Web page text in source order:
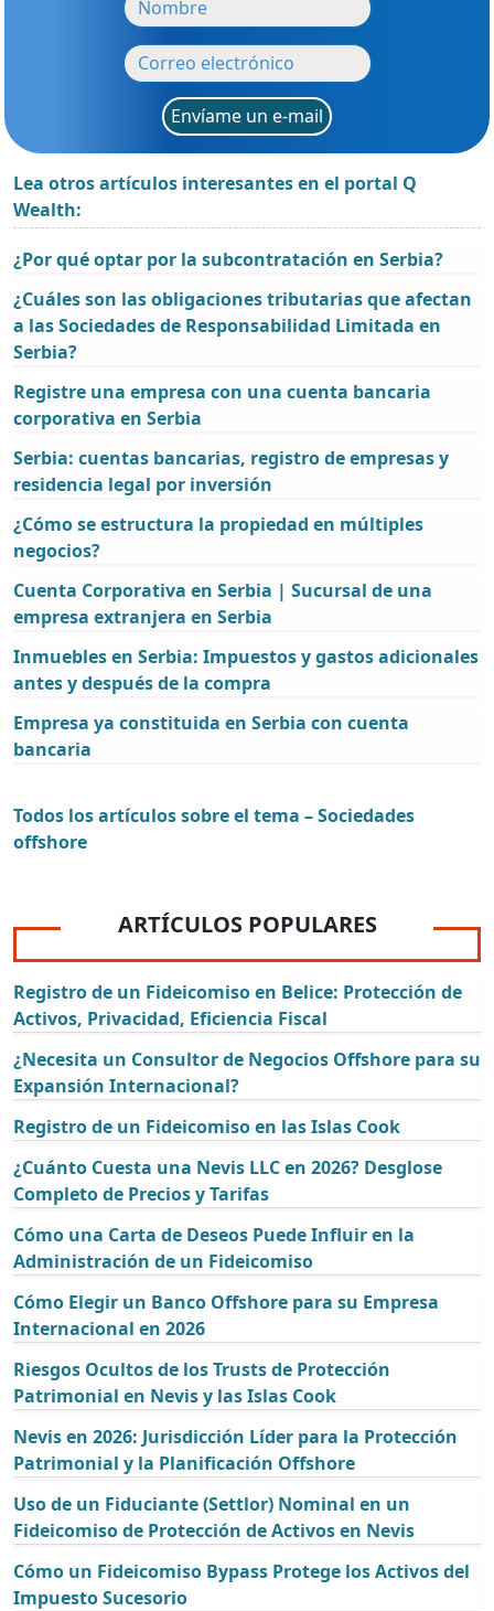
Envíame un e-mail
Lea otros artículos interesantes en el portal Q
Wealth:
¿Por qué optar por la subcontratación en Serbia?
¿Cuáles son las obligaciones tributarias que afectan
a las Sociedades de Responsabilidad Limitada en
Serbia?
Registre una empresa con una cuenta bancaria
corporativa en Serbia
Serbia: cuentas bancarias, registro de empresas y
residencia legal por inversión
¿Cómo se estructura la propiedad en múltiples
negocios?
Cuenta Corporativa en Serbia | Sucursal de una
empresa extranjera en Serbia
Inmuebles en Serbia: Impuestos y gastos adicionales
antes y después de la compra
Empresa ya constituida en Serbia con cuenta
bancaria
Todos los artículos sobre el tema – Sociedades
offshore
ARTÍCULOS POPULARES
Registro de un Fideicomiso en Belice: Protección de
Activos, Privacidad, Eficiencia Fiscal
¿Necesita un Consultor de Negocios Offshore para su
Expansión Internacional?
Registro de un Fideicomiso en las Islas Cook
¿Cuánto Cuesta una Nevis LLC en 2026? Desglose
Completo de Precios y Tarifas
Cómo una Carta de Deseos Puede Influir en la
Administración de un Fideicomiso
Cómo Elegir un Banco Offshore para su Empresa
Internacional en 2026
Riesgos Ocultos de los Trusts de Protección
Patrimonial en Nevis y las Islas Cook
Nevis en 2026: Jurisdicción Líder para la Protección
Patrimonial y la Planificación Offshore
Uso de un Fiduciante (Settlor) Nominal en un
Fideicomiso de Protección de Activos en Nevis
Cómo un Fideicomiso Bypass Protege los Activos del
Impuesto Sucesorio